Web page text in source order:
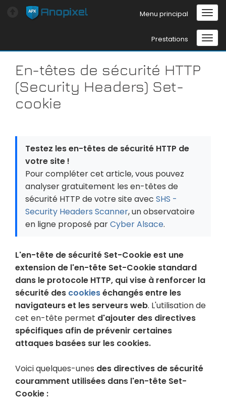
Menu principal
Prestations
En-têtes de sécurité HTTP
(Security Headers) Set-
cookie
Testez les en-têtes de sécurité HTTP de
votre site !
Pour compléter cet article, vous pouvez
analyser gratuitement les en-têtes de
sécurité HTTP de votre site avec SHS -
Security Headers Scanner, un observatoire
en ligne proposé parCyber Alsace.
L'en-tête de sécurité Set-Cookie est une
extension de l'en-tête Set-Cookie standard
dans le protocole HTTP, qui vise à renforcer la
sécurité des cookieséchangés entre les
navigateurs et les serveurs web. L'utilisation de
cet en-tête permet d'ajouter des directives
spécifiques afin de prévenir certaines
attaques basées sur les cookies.
Voici quelques-unes des directives de sécurité
couramment utilisées dans l'en-tête Set-
Cookie :